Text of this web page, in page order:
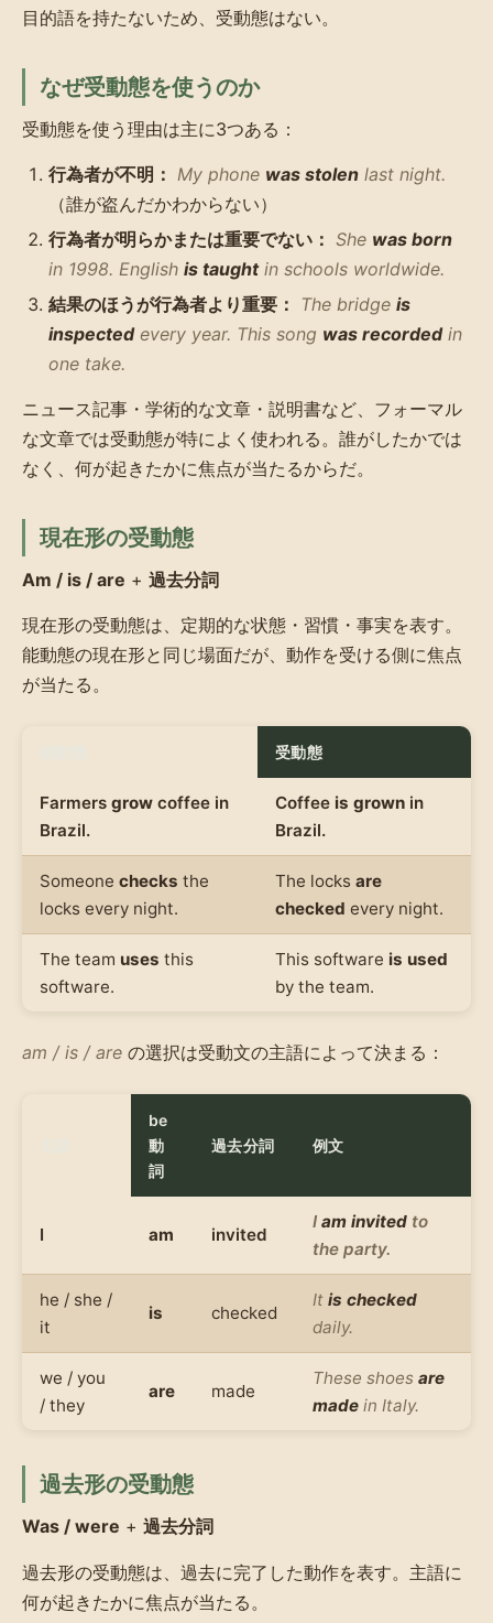
目的語を持たないため、受動態はない。
なぜ受動態を使うのか
受動態を使う理由は主に3つある：
行為者が不明： My phone was stolen last night.
（誰が盗んだかわからない）
行為者が明らかまたは重要でない： She was born
in 1998. English is taughtin schools worldwide.
結果のほうが行為者より重要：
The bridge is
inspectedevery year. This song was recordedin
one take.
ニュース記事・学術的な文章・説明書など、フォーマル
な文章では受動態が特によく使われる。誰がしたかでは
なく、何が起きたかに焦点が当たるからだ。
現在形の受動態
Am / is / are + 過去分詞
現在形の受動態は、定期的な状態・習慣・事実を表す。
能動態の現在形と同じ場面だが、動作を受ける側に焦点
が当たる。
受動態
Farmers grow coffee in
Brazil.
Coffee is grown in
Brazil.
Someone checks the
locks every night.
The locks are
checked every night.
The team uses this
software.
This software is used
by the team.
am / is / are の選択は受動文の主語によって決まる：
be
動
詞
過去分詞 例文
I am invited
I am invited to
the party.
he / she /
it
is checked
It is checked
daily.
we / you
/ they
are made
These shoes are
made in Italy.
過去形の受動態
Was / were + 過去分詞
過去形の受動態は、過去に完了した動作を表す。主語に
何が起きたかに焦点が当たる。